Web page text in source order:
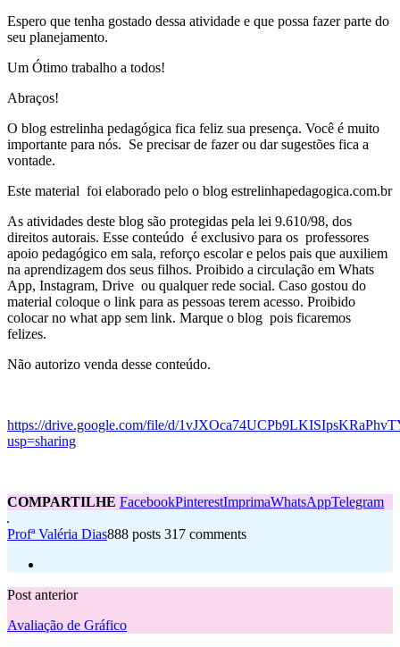
Espero que tenha gostado dessa atividade e que possa fazer parte do
seu planejamento.
Um Ótimo trabalho a todos!
Abraços!
O blog estrelinha pedagógica fica feliz sua presença. Você é muito
importante para nós. Se precisar de fazer ou dar sugestões fica a
vontade.
Este material foi elaborado pelo o blog estrelinhapedagogica.com.br
As atividades deste blog são protegidas pela lei 9.610/98, dos
direitos autorais. Esse conteúdo é exclusivo para os professores
apoio pedagógico em sala, reforço escolar e pelos pais que auxiliem
na aprendizagem dos seus filhos. Proibido a circulação em Whats
App, Instagram, Drive ou qualquer rede social. Caso gostou do
material coloque o link para as pessoas terem acesso. Proibido
colocar no what app sem link. Marque o blog pois ficaremos
felizes.
Não autorizo venda desse conteúdo.
https://drive.google.com/file/d/
usp=sharing
COMPARTILHE FacebookPinterestImprimaWhatsAppTelegram
Profª Valéria Dias888 posts 317 comments
Post anterior
Avaliação de Gráfico